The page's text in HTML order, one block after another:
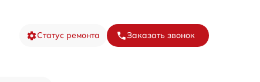
Статус ремонта Заказать звонок